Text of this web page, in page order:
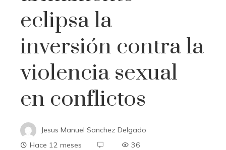
eclipsa la
inversión contra la
violencia sexual
en conflictos
Jesus Manuel Sanchez Delgado
Hace 12 meses
36